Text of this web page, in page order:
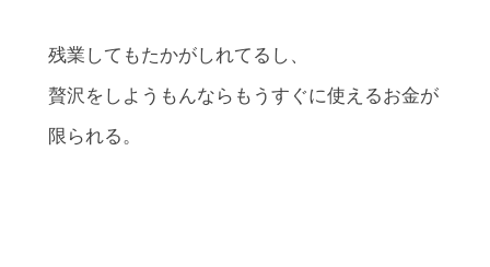
残業してもたかがしれてるし、
贅沢をしようもんならもうすぐに使えるお金が
限られる。